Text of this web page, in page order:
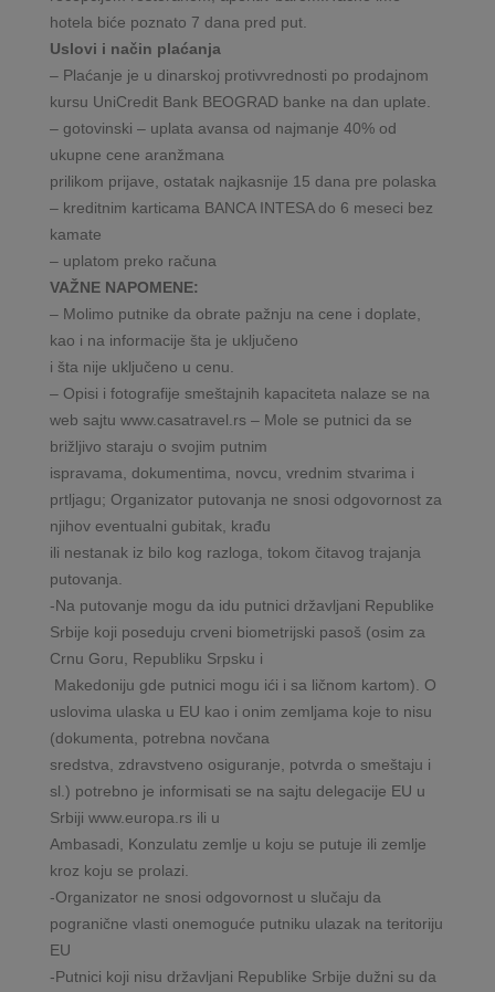
hotela biće poznato 7 dana pred put.
Uslovi i način plaćanja
– Plaćanje je u dinarskoj protivvrednosti po prodajnom
kursu UniCredit Bank BEOGRAD banke na dan uplate.
– gotovinski – uplata avansa od najmanje 40% od
ukupne cene aranžmana
prilikom prijave, ostatak najkasnije 15 dana pre polaska
– kreditnim karticama BANCA INTESA do 6 meseci bez
kamate
– uplatom preko računa
VAŽNE NAPOMENE:
– Molimo putnike da obrate pažnju na cene i doplate,
kao i na informacije šta je uključeno
i šta nije uključeno u cenu.
– Opisi i fotografije smeštajnih kapaciteta nalaze se na
web sajtu www.casatravel.rs – Mole se putnici da se
brižljivo staraju o svojim putnim
ispravama, dokumentima, novcu, vrednim stvarima i
prtljagu; Organizator putovanja ne snosi odgovornost za
njihov eventualni gubitak, krađu
ili nestanak iz bilo kog razloga, tokom čitavog trajanja
putovanja.
-Na putovanje mogu da idu putnici državljani Republike
Srbije koji poseduju crveni biometrijski pasoš (osim za
Crnu Goru, Republiku Srpsku i
Makedoniju gde putnici mogu ići i sa ličnom kartom). O
uslovima ulaska u EU kao i onim zemljama koje to nisu
(dokumenta, potrebna novčana
sredstva, zdravstveno osiguranje, potvrda o smeštaju i
sl.) potrebno je informisati se na sajtu delegacije EU u
Srbiji www.europa.rs ili u
Ambasadi, Konzulatu zemlje u koju se putuje ili zemlje
kroz koju se prolazi.
-Organizator ne snosi odgovornost u slučaju da
pogranične vlasti onemoguće putniku ulazak na teritoriju
EU
-Putnici koji nisu državljani Republike Srbije dužni su da